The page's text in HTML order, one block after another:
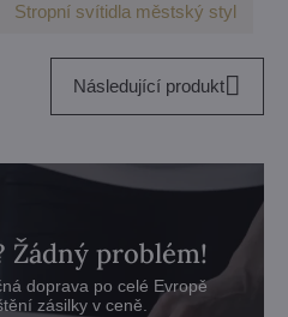
Stropní svítidla městský styl
Následující produkt
Žádný problém!
doprava po celé Evropě
zásilky v ceně.